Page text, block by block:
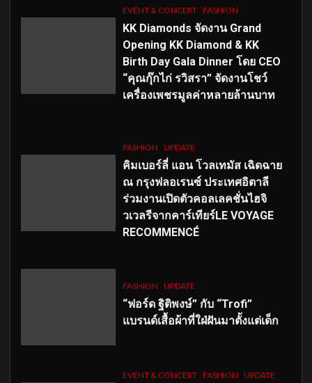
EVENT & CONCERT FASHION
KK Diamonds จัดงาน Grand
Opening KK Diamond & KK
Birth Day Gala Dinner โดย CEO
“คุณกุ๊กไก่ รวิสรา” จัดงานโชว์
เครื่องเพชรมูลค่าหลายล้านบาท
FASHION UPDATE
คิมเบอร์ลี่ แอน โวลเทมัส เฉิดฉาย
ณ กรุงฟลอเรนซ์ ประเทศอิตาลี
ร่วมงานเปิดตัวคอลเลคชั่นไฮจิ
วเวลรีจากคาร์เทียร์LE VOYAGE
RECOMMENCÉ
FASHION UPDATE
“ฟอร์ด ฐิติพงษ์” กับ “Trofi”
แบรนด์เสื้อผ้าที่ใฝ่ฝันมาตั้งแต่เด็ก
EVENT & CONCERT FASHION UPDATE